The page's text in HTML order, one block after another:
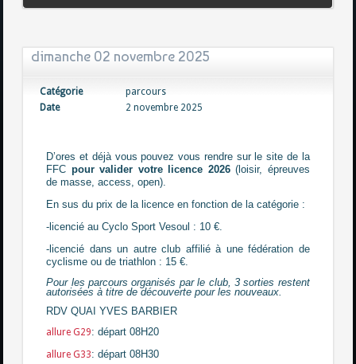
dimanche 02 novembre 2025
Catégorie
parcours
Date
2 novembre 2025
D’ores et déjà vous pouvez vous rendre sur le site de la
FFC pour valider votre licence 2026(loisir, épreuves
de masse, access, open).
En sus du prix de la licence en fonction de la catégorie :
-licencié au Cyclo Sport Vesoul : 10 €.
-licencié dans un autre club affilié à une fédération de
cyclisme ou de triathlon : 15 €.
Pour les parcours organisés par le club, 3 sorties restent
autorisées à titre de découverte pour les nouveaux.
RDV QUAI YVES BARBIER
allure G29: départ 08H20
allure G33: départ 08H30